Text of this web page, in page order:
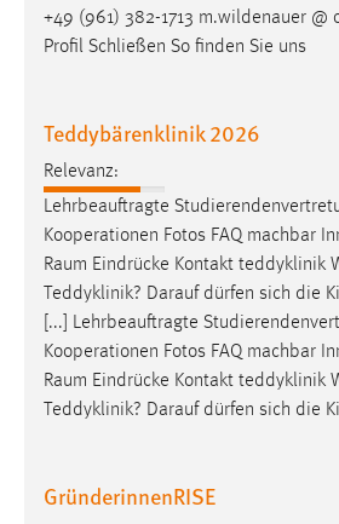
+49 (961) 382-1713 m.wildenauer @
Profil Schließen So finden Sie uns
Teddybärenklinik 2026
Relevanz:
Lehrbeauftragte
Kooperationen Fotos FAQ machbar
Raum Eindrücke Kontakt teddyklinik
Teddyklinik? Darauf dürfen sich die
[...] Lehrbeauftragte
Kooperationen Fotos FAQ machbar
Raum Eindrücke Kontakt teddyklinik
Teddyklinik? Darauf dürfen sich die
GründerinnenRISE